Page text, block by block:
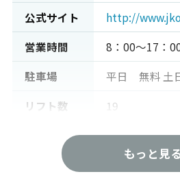
公式サイト
http://
営業時間
8：00～17：
駐車場
平日 無料 土
リフト数
19
最長コース
6,000m
最大傾斜
38度
もっと見